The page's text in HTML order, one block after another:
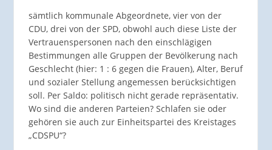
sämtlich kommunale Abgeordnete, vier von der
CDU, drei von der SPD, obwohl auch diese Liste der
Vertrauenspersonen nach den einschlägigen
Bestimmungen alle Gruppen der Bevölkerung nach
Geschlecht (hier: 1 : 6 gegen die Frauen), Alter, Beruf
und sozialer Stellung angemessen berücksichtigen
soll. Per Saldo: politisch nicht gerade repräsentativ.
Wo sind die anderen Parteien? Schlafen sie oder
gehören sie auch zur Einheitspartei des Kreistages
„CDSPU“?